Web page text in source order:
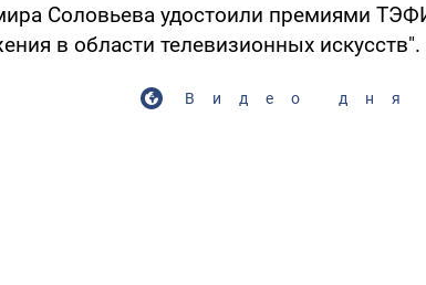
Соловьева удостоили премиями
в области телевизионных искусств".
Видео дня